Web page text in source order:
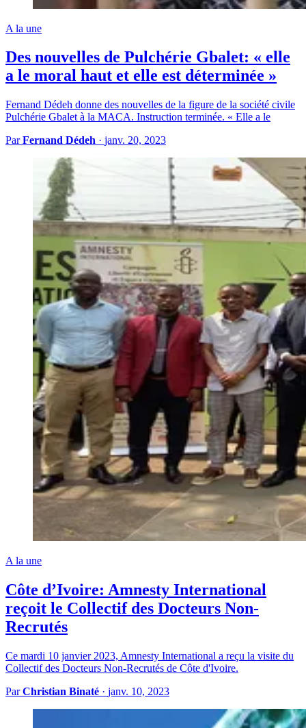
A la une
Des nouvelles de Pulchérie Gbalet: « elle
a le moral haut et elle est déterminée »
Fernand Dédeh donne des nouvelles de la figure de la société civile
Pulchérie Gbalet à la MACA. Instruction terminée. « Elle a le
ParFernand Dédeh · janv. 20, 2023
A la une
Côte d’Ivoire: Amnesty International
reçoit le Collectif des Docteurs Non-
Recrutés
Ce mardi 10 janvier 2023, Amnesty International a reçu la visite du
Collectif des Docteurs Non-Recrutés de Côte d'Ivoire.
ParChristian Binaté · janv. 10, 2023